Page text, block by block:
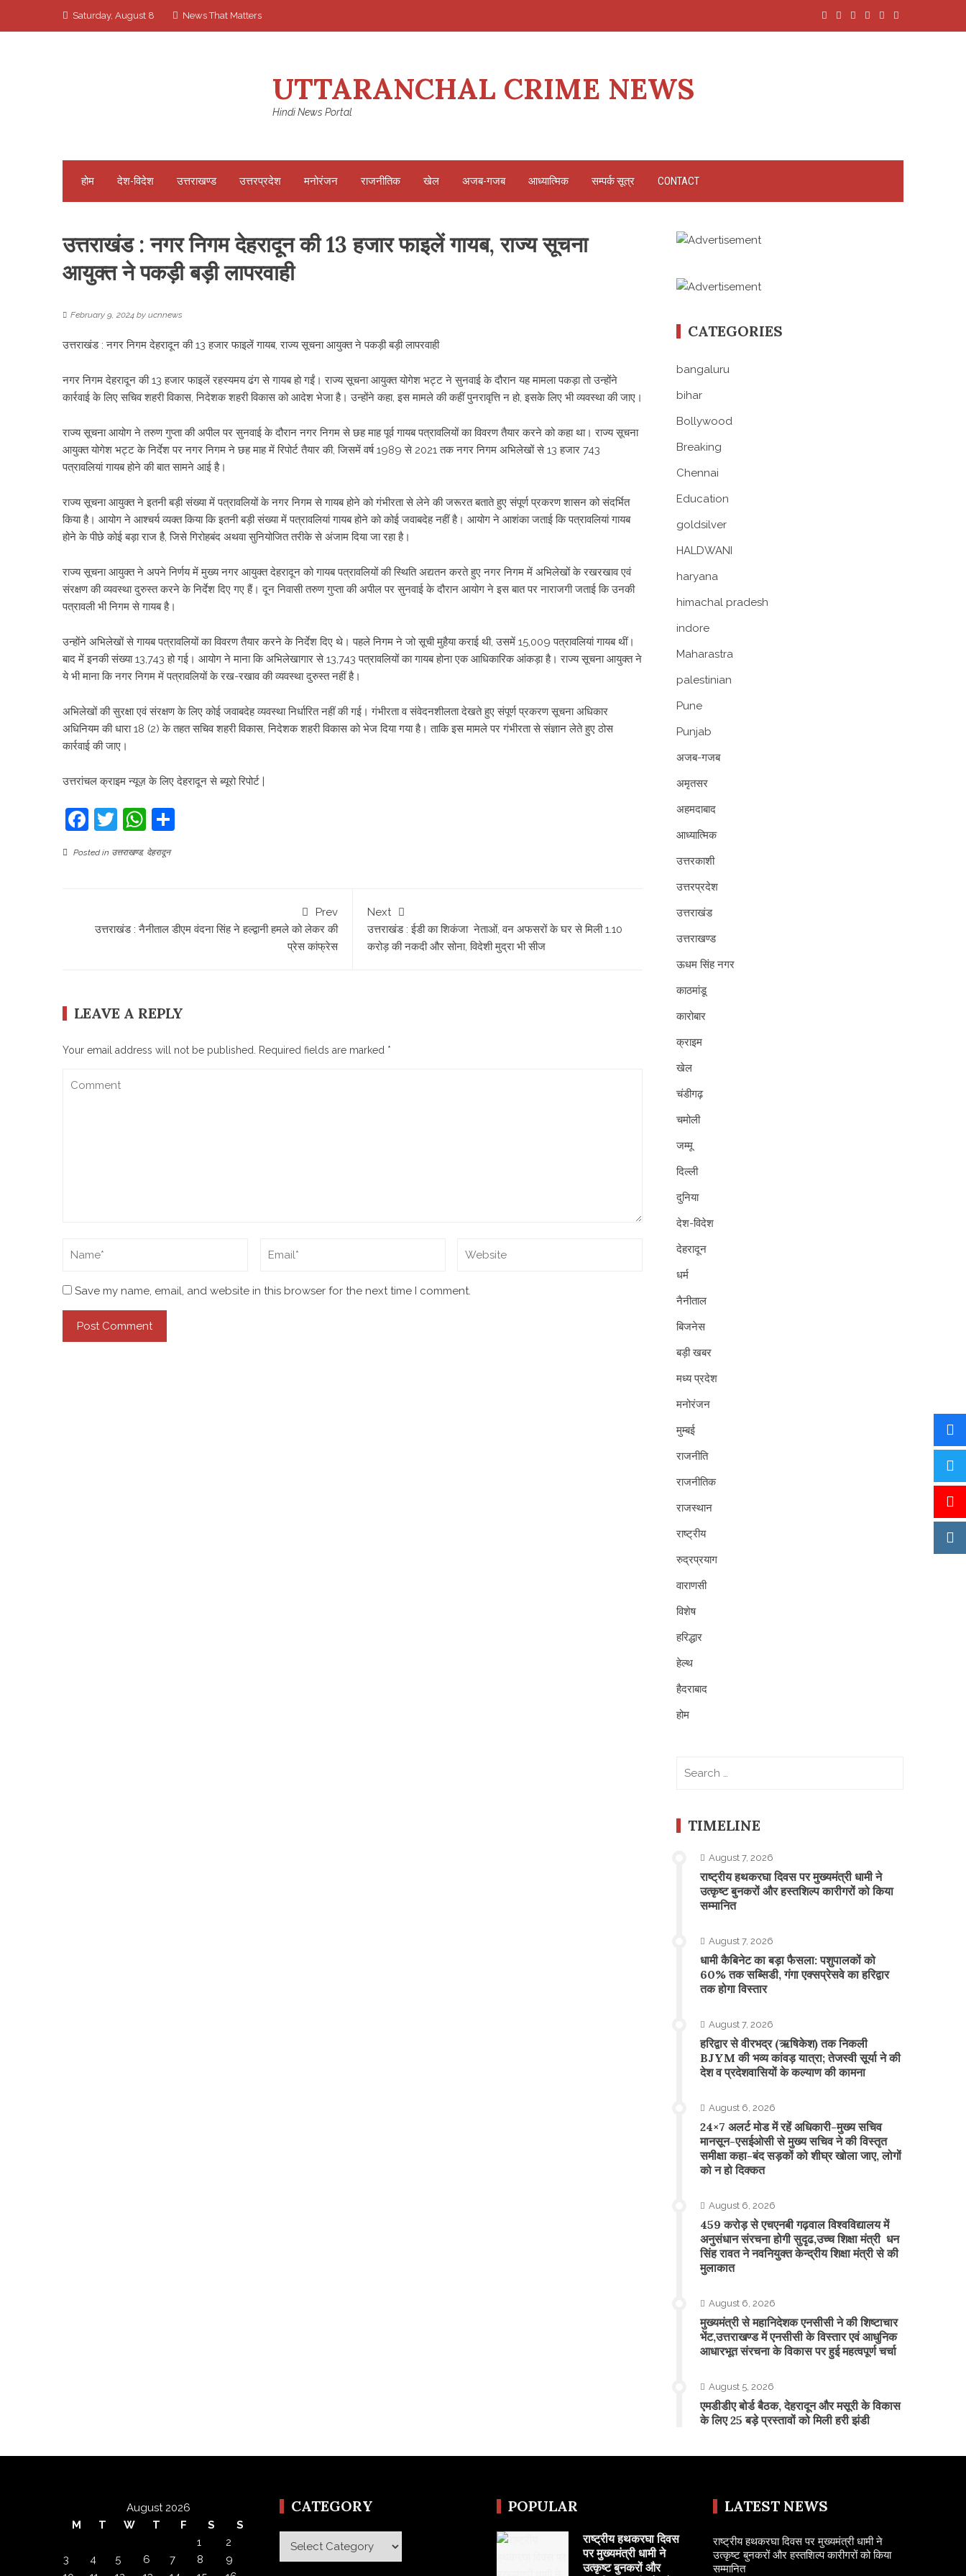
Saturday, August 8 News That Matters
UTTARANCHAL CRIME NEWS
Hindi News Portal
होम देश-विदेश उत्तराखण्ड उत्तरप्रदेश मनोरंजन राजनीतिक खेल अजब-गजब आध्यात्मिक सम्पर्क सूत्र CONTACT
उत्तराखंड : नगर निगम देहरादून की 13 हजार फाइलें गायब, राज्य सूचना
आयुक्त ने पकड़ी बड़ी लापरवाही
February 9, 2024 by ucnnews
उत्तराखंड : नगर निगम देहरादून की 13 हजार फाइलें गायब, राज्य सूचना आयुक्त ने पकड़ी बड़ी लापरवाही
नगर निगम देहरादून की 13 हजार फाइलें रहस्यमय ढंग से गायब हो गईं। राज्य सूचना आयुक्त योगेश भट्ट ने सुनवाई के दौरान यह मामला पकड़ा तो उन्होंने
कार्रवाई के लिए सचिव शहरी विकास, निदेशक शहरी विकास को आदेश भेजा है। उन्होंने कहा, इस मामले की कहीं पुनरावृत्ति न हो, इसके लिए भी व्यवस्था की जाए।
राज्य सूचना आयोग ने तरुण गुप्ता की अपील पर सुनवाई के दौरान नगर निगम से छह माह पूर्व गायब पत्रावलियों का विवरण तैयार करने को कहा था। राज्य सूचना
आयुक्त योगेश भट्ट के निर्देश पर नगर निगम ने छह माह में रिपोर्ट तैयार की, जिसमें वर्ष 1989 से 2021 तक नगर निगम अभिलेखों से 13 हजार 743
पत्रावलियां गायब होने की बात सामने आई है।
राज्य सूचना आयुक्त ने इतनी बड़ी संख्या में पत्रावलियों के नगर निगम से गायब होने को गंभीरता से लेने की जरूरत बताते हुए संपूर्ण प्रकरण शासन को संदर्भित
किया है। आयोग ने आश्चर्य व्यक्त किया कि इतनी बड़ी संख्या में पत्रावलियां गायब होने को कोई जवाबदेह नहीं है। आयोग ने आशंका जताई कि पत्रावलियां गायब
होने के पीछे कोई बड़ा राज है, जिसे गिरोहबंद अथवा सुनियोजित तरीके से अंजाम दिया जा रहा है।
राज्य सूचना आयुक्त ने अपने निर्णय में मुख्य नगर आयुक्त देहरादून को गायब पत्रावलियों की स्थिति अद्यतन करते हुए नगर निगम में अभिलेखों के रखरखाव एवं
संरक्षण की व्यवस्था दुरुस्त करने के निर्देश दिए गए हैं। दून निवासी तरुण गुप्ता की अपील पर सुनवाई के दौरान आयोग ने इस बात पर नाराजगी जताई कि उनकी
पत्रावली भी निगम से गायब है।
उन्होंने अभिलेखों से गायब पत्रावलियों का विवरण तैयार करने के निर्देश दिए थे। पहले निगम ने जो सूची मुहैया कराई थी, उसमें 15,009 पत्रावलियां गायब थीं।
बाद में इनकी संख्या 13,743 हो गई। आयोग ने माना कि अभिलेखागार से 13,743 पत्रावलियों का गायब होना एक आधिकारिक आंकड़ा है। राज्य सूचना आयुक्त ने
ये भी माना कि नगर निगम में पत्रावलियों के रख-रखाव की व्यवस्था दुरुस्त नहीं है।
अभिलेखों की सुरक्षा एवं संरक्षण के लिए कोई जवाबदेह व्यवस्था निर्धारित नहीं की गई। गंभीरता व संवेदनशीलता देखते हुए संपूर्ण प्रकरण सूचना अधिकार
अधिनियम की धारा 18 (2) के तहत सचिव शहरी विकास, निदेशक शहरी विकास को भेज दिया गया है। ताकि इस मामले पर गंभीरता से संज्ञान लेते हुए ठोस
कार्रवाई की जाए।
उत्तरांचल क्राइम न्यूज़ के लिए देहरादून से ब्यूरो रिपोर्ट |
Facebook
TwitterWhatsApp
Posted in उत्तराखण्ड, देहरादून
Prev
उत्तराखंड : नैनीताल डीएम वंदना सिंह ने हल्द्वानी हमले को लेकर की
प्रेस कांफ्रेस
Next
उत्तराखंड : ईडी का शिकंजा नेताओं, वन अफसरों के घर से मिली 1.10
करोड़ की नकदी और सोना, विदेशी मुद्रा भी सीज
LEAVE A REPLY
Your email address will not be published. Required fields are marked *
Save my name, email, and website in this browser for the next time I comment.
CATEGORIES
bangaluru
bihar
Bollywood
Breaking
Chennai
Education
goldsilver
HALDWANI
haryana
himachal pradesh
indore
Maharastra
palestinian
Pune
Punjab
अजब-गजब
अमृतसर
अहमदाबाद
आध्यात्मिक
उत्तरकाशी
उत्तरप्रदेश
उत्तराखंड
उत्तराखण्ड
ऊधम सिंह नगर
काठमांडू
कारोबार
क्राइम
खेल
चंडीगढ़
चमोली
जम्मू
दिल्ली
दुनिया
देश-विदेश
देहरादून
धर्म
नैनीताल
बिजनेस
बड़ी खबर
मध्य प्रदेश
मनोरंजन
मुम्बई
राजनीति
राजनीतिक
राजस्थान
राष्ट्रीय
रुद्रप्रयाग
वाराणसी
विशेष
हरिद्धार
हेल्थ
हैदराबाद
होम
TIMELINE
August 7, 2026
राष्ट्रीय हथकरघा दिवस पर मुख्यमंत्री धामी ने
उत्कृष्ट बुनकरों और हस्तशिल्प कारीगरों को किया
सम्मानित
August 7, 2026
​धामी कैबिनेट का बड़ा फैसला: पशुपालकों को
60% तक सब्सिडी, गंगा एक्सप्रेसवे का हरिद्वार
तक होगा विस्तार
August 7, 2026
​हरिद्वार से वीरभद्र (ऋषिकेश) तक निकली
BJYM की भव्य कांवड़ यात्रा; तेजस्वी सूर्या ने की
देश व प्रदेशवासियों के कल्याण की कामना
August 6, 2026
24×7 अलर्ट मोड में रहें अधिकारी-मुख्य सचिव
मानसून-एसईओसी से मुख्य सचिव ने की विस्तृत
समीक्षा कहा-बंद सड़कों को शीघ्र खोला जाए, लोगों
को न हो दिक्कत
August 6, 2026
459 करोड़ से एचएनबी गढ़वाल विश्वविद्यालय में
अनुसंधान संरचना होगी सुदृढ,उच्च शिक्षा मंत्री धन
सिंह रावत ने नवनियुक्त केन्द्रीय शिक्षा मंत्री से की
मुलाकात
August 6, 2026
मुख्यमंत्री से महानिदेशक एनसीसी ने की शिष्टाचार
भेंट,उत्तराखण्ड में एनसीसी के विस्तार एवं आधुनिक
आधारभूत संरचना के विकास पर हुई महत्वपूर्ण चर्चा
August 5, 2026
एमडीडीए बोर्ड बैठक, देहरादून और मसूरी के विकास
के लिए 25 बड़े प्रस्तावों को मिली हरी झंडी
August 2026
M
T W T F S
S
1
2
3
4 5 6 7 8
9
CATEGORY
Category
POPULAR
राष्ट्रीय हथकरघा दिवस
पर मुख्यमंत्री धामी ने
उत्कृष्ट बुनकरों और
LATEST NEWS
राष्ट्रीय हथकरघा दिवस पर मुख्यमंत्री धामी ने
उत्कृष्ट बुनकरों और हस्तशिल्प कारीगरों को किया
सम्मानित